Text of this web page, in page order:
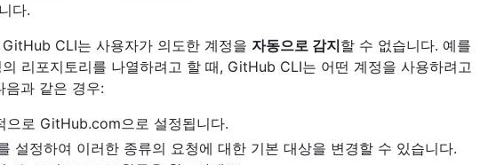
다.
CLI는 사용자가 의도한 계정을 자동으로 감지할 수 없습니다. 예를
리포지토리를 나열하려고 할 때, GitHub CLI는 어떤 계정을 사용하려고
음과 같은 경우:
으로 GitHub.com으로 설정됩니다.
설정하여 이러한 종류의 요청에 대한 기본 대상을 변경할 수 있습니다.